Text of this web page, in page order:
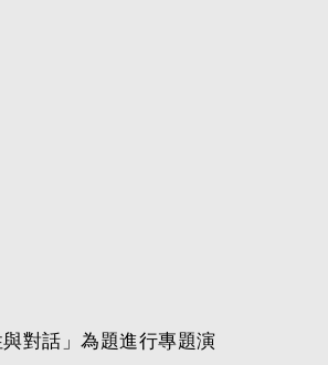
對話」為題進行專題演